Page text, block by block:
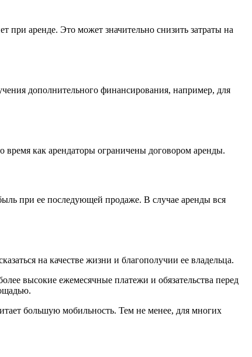
при аренде. Это может значительно снизить затраты на
дополнительного финансирования, например, для
время как арендаторы ограничены договором аренды.
при ее последующей продаже. В случае аренды вся
на качестве жизни и благополучии ее владельца.
высокие ежемесячные платежи и обязательства перед
большую мобильность. Тем не менее, для многих